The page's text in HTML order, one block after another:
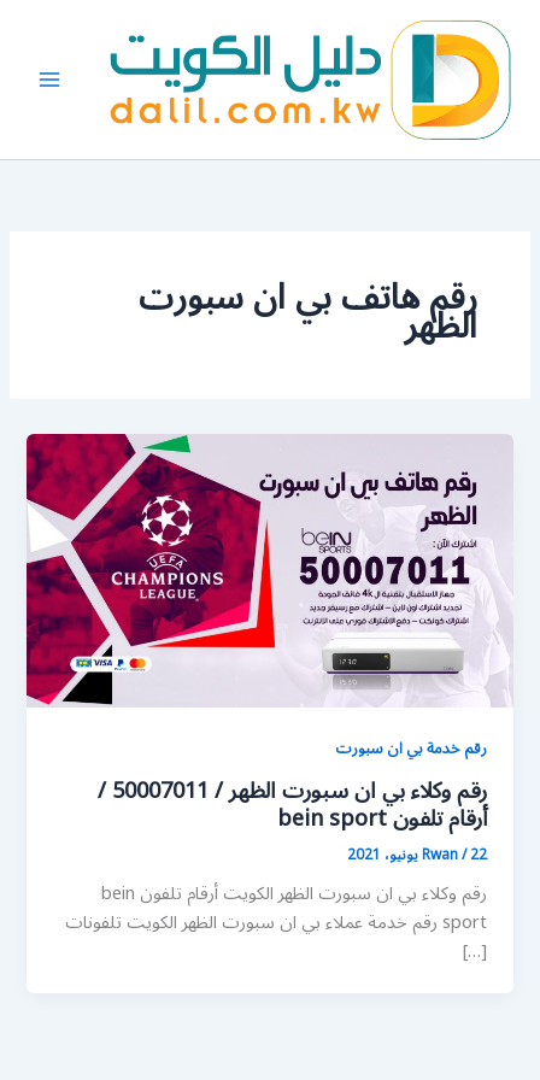
المحتوى
رقم هاتف بي ان سبورت
الظهر
رقم خدمة بي ان سبورت
رقم وكلاء بي ان سبورت الظهر / 50007011 /
أرقام تلفون bein sport
Rwan/22 يونيو، 2021
رقم وكلاء بي ان سبورت الظهر الكويت أرقام تلفون bein
sport رقم خدمة عملاء بي ان سبورت الظهر الكويت تلفونات
[…]